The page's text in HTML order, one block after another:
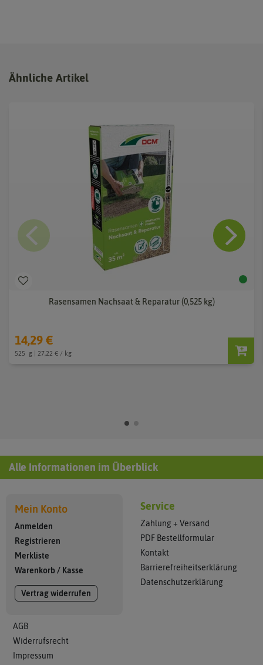
Ähnliche Artikel
Rasensamen Nachsaat & Reparatur (0,525 kg)
14,29 €
525 g | 27,22 € / kg
Alle Informationen im Überblick
Mein Konto
Anmelden
Registrieren
Merkliste
Warenkorb / Kasse
Vertrag widerrufen
AGB
Widerrufsrecht
Impressum
Service
Zahlung + Versand
PDF Bestellformular
Kontakt
Barrierefreiheitserklärung
Datenschutzerklärung